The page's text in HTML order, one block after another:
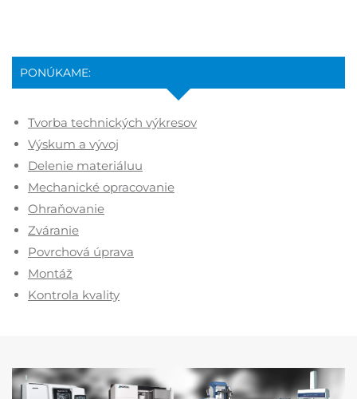
PONÚKAME:
Tvorba technických výkresov
Výskum a vývoj
Delenie materiáluu
Mechanické opracovanie
Ohraňovanie
Zváranie
Povrchová úprava
Montáž
Kontrola kvality